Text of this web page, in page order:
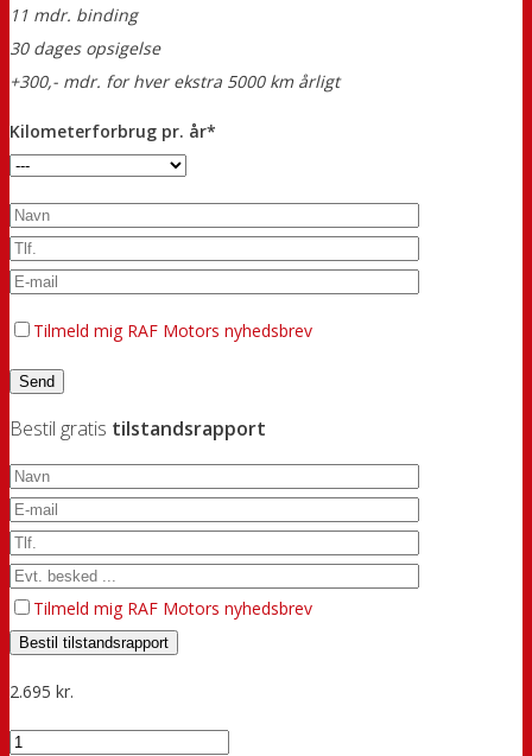
11 mdr. binding
30 dages opsigelse
+300,- mdr. for hver ekstra 5000 km årligt
Kilometerforbrug pr. år*
Tilmeld mig RAF Motors nyhedsbrev
Bestil gratis tilstandsrapport
Tilmeld mig RAF Motors nyhedsbrev
2.695 kr.
MG